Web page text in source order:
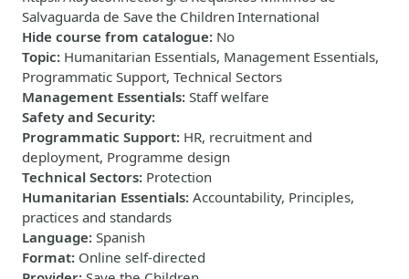
Salvaguarda de Save the Children International
Hide course from catalogue: No
Topic: Humanitarian Essentials, Management Essentials,
Programmatic Support, Technical Sectors
Management Essentials: Staff welfare
Safety and Security:
Programmatic Support: HR, recruitment and
deployment, Programme design
Technical Sectors: Protection
Humanitarian Essentials: Accountability, Principles,
practices and standards
Language: Spanish
Format: Online self-directed